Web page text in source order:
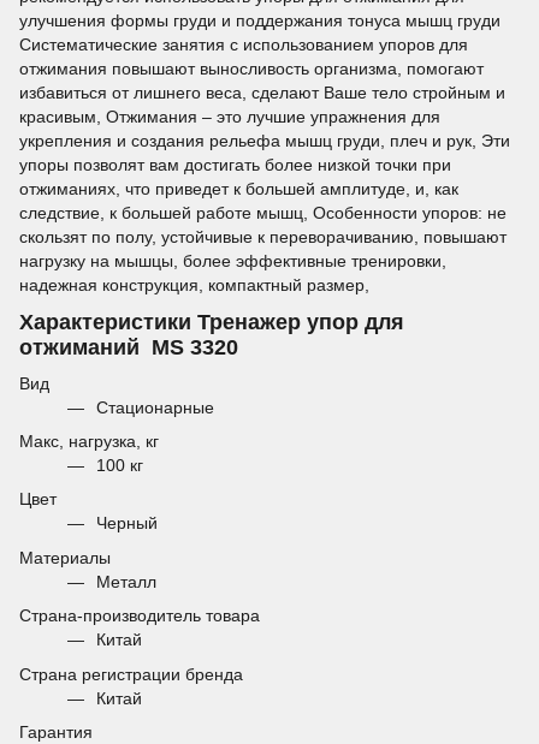
улучшения формы груди и поддержания тонуса мышц груди
Систематические занятия с использованием упоров для
отжимания повышают выносливость организма, помогают
избавиться от лишнего веса, сделают Ваше тело стройным и
красивым, Отжимания – это лучшие упражнения для
укрепления и создания рельефа мышц груди, плеч и рук, Эти
упоры позволят вам достигать более низкой точки при
отжиманиях, что приведет к большей амплитуде, и, как
следствие, к большей работе мышц, Особенности упоров: не
скользят по полу, устойчивые к переворачиванию, повышают
нагрузку на мышцы, более эффективные тренировки,
надежная конструкция, компактный размер,
Характеристики Тренажер упор для
отжиманий MS 3320
Вид
Стационарные
Макс, нагрузка, кг
100 кг
Цвет
Черный
Материалы
Металл
Страна-производитель товара
Китай
Страна регистрации бренда
Китай
Гарантия